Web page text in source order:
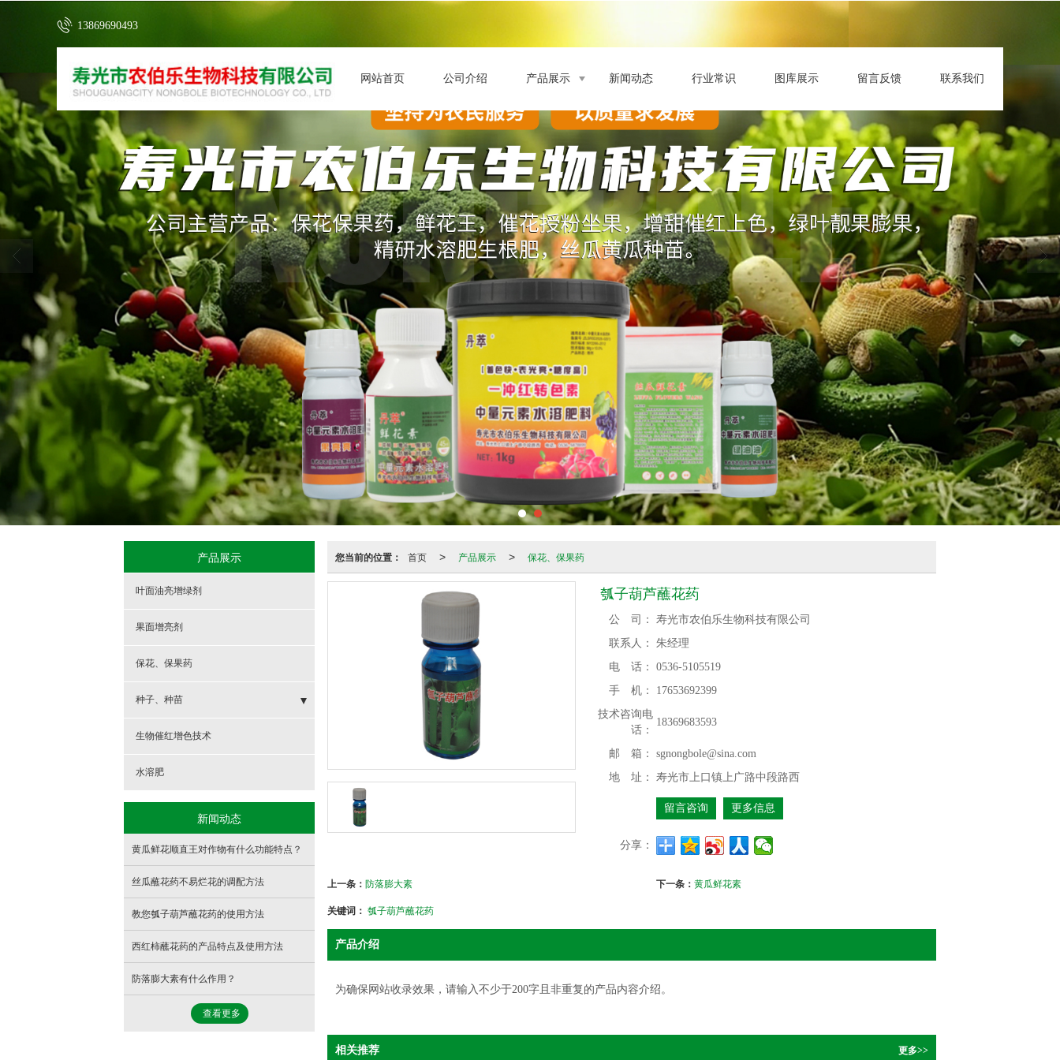
13869690493
网站首页 公司介绍 产品展示 新闻动态 行业常识 图库展示 留言反馈 联系我们
您当前的位置： 首页 > 产品展示 > 保花、保果药
瓠子葫芦蘸花药
公 司：
寿光市农伯乐生物科技有限公司
联系人：
朱经理
电 话：
0536-5105519
手 机：
17653692399
技术咨询电
话：
18369683593
邮 箱：
sgnongbole@sina.com
地 址：
寿光市上口镇上广路中段路西
留言咨询 更多信息
分享：
上一条： 防落膨大素 下一条： 黄瓜鲜花素
关键词： 瓠子葫芦蘸花药
产品介绍
为确保网站收录效果，请输入不少于200字且非重复的产品内容介绍。
相关推荐 更多>>
产品展示
叶面油亮增绿剂
果面增亮剂
保花、保果药
种子、种苗
- 种苗
- 种子
生物催红增色技术
水溶肥
新闻动态
黄瓜鲜花顺直王对作物有什么功能特点？
丝瓜蘸花药不易烂花的调配方法
教您瓠子葫芦蘸花药的使用方法
西红柿蘸花药的产品特点及使用方法
防落膨大素有什么作用？
查看更多